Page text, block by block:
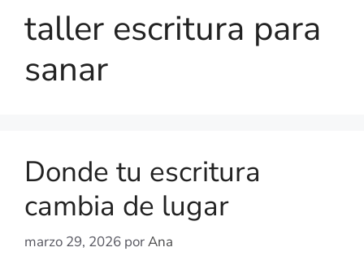
taller escritura para
sanar
Donde tu escritura
cambia de lugar
marzo 29, 2026 porAna